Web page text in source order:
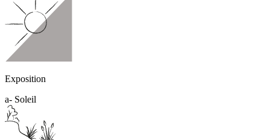
Exposition
a- Soleil